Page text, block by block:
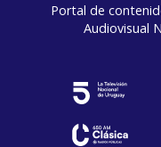
Portal de
Audiovisual